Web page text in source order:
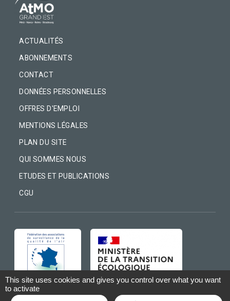
ACTUALITÉS
ABONNEMENTS
CONTACT
DONNÉES PERSONNELLES
OFFRES D'EMPLOI
MENTIONS LÉGALES
PLAN DU SITE
QUI SOMMES NOUS
ETUDES ET PUBLICATIONS
CGU
IMAGE IMAGE
This site uses cookies and gives you control over what you want
to activate